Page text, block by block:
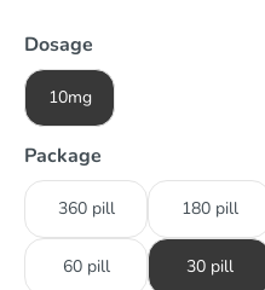
Dosage
10mg
Package
360 pill 180 pill
60 pill 30 pill